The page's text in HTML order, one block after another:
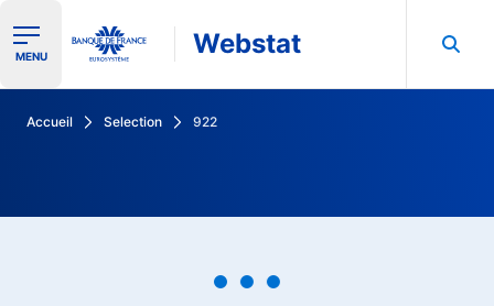
Ouvrir le menu de navigation
MENU Webstat
Accueil Selection 922